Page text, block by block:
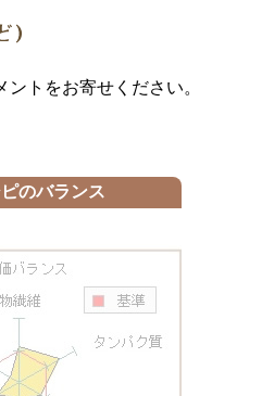
トをお寄せください。
のバランス